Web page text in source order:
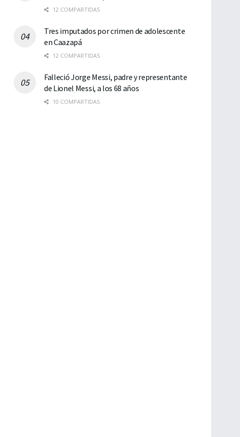
12 COMPARTIDAS
Tres imputados por crimen de adolescente
en Caazapá
12 COMPARTIDAS
Falleció Jorge Messi, padre y representante
de Lionel Messi, a los 68 años
10 COMPARTIDAS